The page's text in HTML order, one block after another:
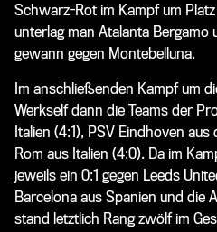
Schwarz-Rot im Kampf um
unterlag man Atalanta Bergamo
gewann gegen Montebelluna.
Im anschließenden Kampf um
Werkself dann die Teams der
Italien (4:1), PSV Eindhoven
Rom aus Italien (4:0). Da im
jeweils ein 0:1 gegen Leeds
Barcelona aus Spanien und die
stand letztlich Rang zwölf im